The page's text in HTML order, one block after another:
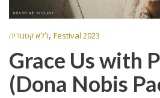
ללא קטגוריה, Festival 2023
Grace Us with
(Dona Nobis